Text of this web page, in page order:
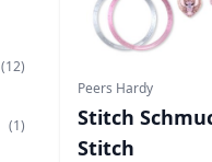
(12)
(1)
Peers Hardy
Stitch
Stitch